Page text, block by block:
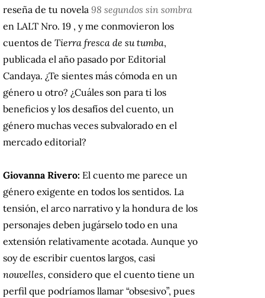
reseña de tu novela 98 segundos sin sombra
en LALT Nro. 19 , y me conmovieron los
cuentos de Tierra fresca de su tumba,
publicada el año pasado por Editorial
Candaya. ¿Te sientes más cómoda en un
género u otro? ¿Cuáles son para ti los
beneficios y los desafíos del cuento, un
género muchas veces subvalorado en el
mercado editorial?
Giovanna Rivero: El cuento me parece un
género exigente en todos los sentidos. La
tensión, el arco narrativo y la hondura de los
personajes deben jugárselo todo en una
extensión relativamente acotada. Aunque yo
soy de escribir cuentos largos, casi
nouvelles, considero que el cuento tiene un
perfil que podríamos llamar “obsesivo”, pues